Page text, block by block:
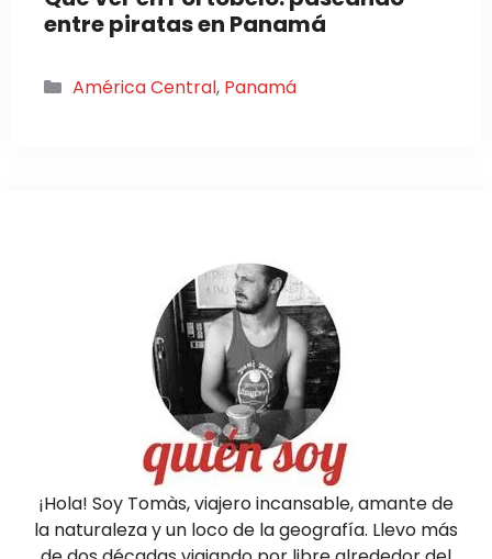
entre piratas en Panamá
Categorías
América Central, Panamá
¡Hola! Soy Tomàs, viajero incansable, amante de
la naturaleza y un loco de la geografía. Llevo más